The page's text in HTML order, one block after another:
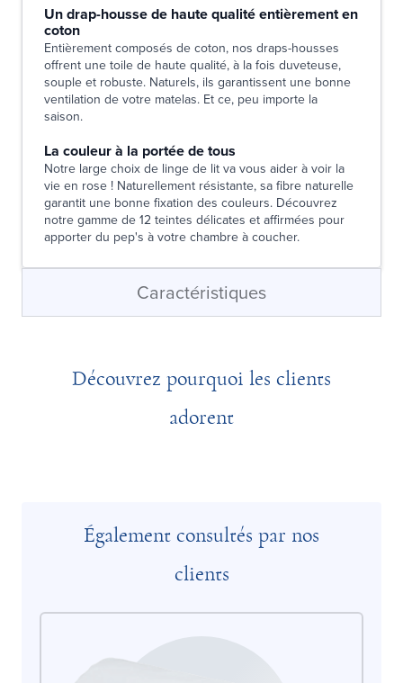
Un drap-housse de haute qualité entièrement en
coton
Entièrement composés de coton, nos draps-housses
offrent une toile de haute qualité, à la fois duveteuse,
souple et robuste. Naturels, ils garantissent une bonne
ventilation de votre matelas. Et ce, peu importe la
saison.
La couleur à la portée de tous
Notre large choix de linge de lit va vous aider à voir la
vie en rose ! Naturellement résistante, sa fibre naturelle
garantit une bonne fixation des couleurs. Découvrez
notre gamme de 12 teintes délicates et affirmées pour
apporter du pep's à votre chambre à coucher.
Caractéristiques
Découvrez pourquoi les clients
adorent
Également consultés par nos
clients